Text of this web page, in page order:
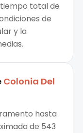
tiempo total de
de
y la
Colonia Del
hasta
de 543